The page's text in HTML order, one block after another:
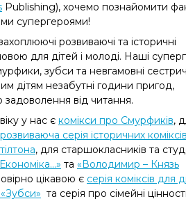
Publishing), хочемо познайомити
супергероями!
розвиваючі та історичні
для дітей і молоді. Наші
зубси та невгамовні
дітям незабутні години пригод,
задоволення від читання.
у нас є комікси про Смурфиків,
розвиваюча серія історичних
, для старшокласників та
та «Володимир – Князь
цікавою є серія коміксів для
та серія про сімейні